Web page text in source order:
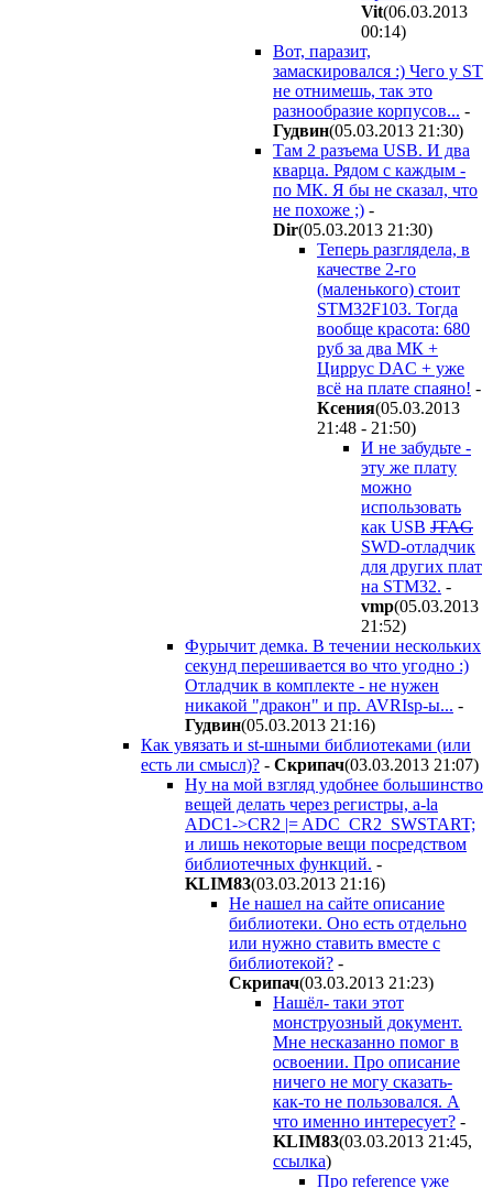
Vit(06.03.2013
00:14)
Вот, паразит,
замаскировался :) Чего у ST
не отнимешь, так это
разнообразие корпусов... -
Гудвин(05.03.2013 21:30)
Там 2 разъема USB. И два
кварца. Рядом с каждым -
по МК. Я бы не сказал, что
не похоже ;) -
Dir(05.03.2013 21:30)
Теперь разглядела, в
качестве 2-го
(маленького) стоит
STM32F103. Тогда
вообще красота: 680
руб за два МК +
Циррус DAC + уже
всё на плате спаяно! -
Ксения(05.03.2013
21:48 - 21:50)
И не забудьте -
эту же плату
можно
использовать
как USB JTAG
SWD-отладчик
для других плат
на STM32. -
vmp(05.03.2013
21:52)
Фурычит демка. В течении нескольких
секунд перешивается во что угодно :)
Отладчик в комплекте - не нужен
никакой "дракон" и пр. AVRIsp-ы... -
Гудвин(05.03.2013 21:16)
Как увязать и st-шными библиотеками (или
есть ли смысл)? - Скрипач(03.03.2013 21:07)
Ну на мой взгляд удобнее большинство
вещей делать через регистры, a-la
ADC1->CR2 |= ADC_CR2_SWSTART;
и лишь некоторые вещи посредством
библиотечных функций. -
KLIM83(03.03.2013 21:16)
Не нашел на сайте описание
библиотеки. Оно есть отдельно
или нужно ставить вместе с
библиотекой? -
Скрипач(03.03.2013 21:23)
Нашёл- таки этот
монструозный документ.
Мне несказанно помог в
освоении. Про описание
ничего не могу сказать-
как-то не пользовался. А
что именно интересует? -
KLIM83(03.03.2013 21:45,
ссылка)
Про reference уже